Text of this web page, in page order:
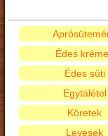
Édes
Édes süti
Egytálétel
Köretek
Levesek